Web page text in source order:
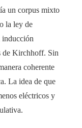
un corpus mixto
la ley de
inducción
de Kirchhoff. Sin
coherente
La idea de que
eléctricos y